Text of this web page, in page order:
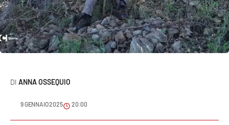
Cultura
Podcast
Meteo
Editoriali
ANNA OSSEQUIO
9 GENNAIO 2025 20:00